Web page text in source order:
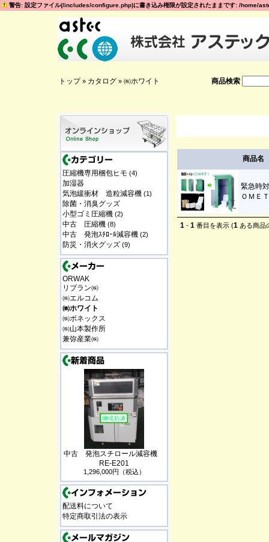
警告: 設定ファイル(/includes/configure.php)に書き込み権限が設定されたままです: /
トップ» カタログ » ㈱ホワイト 商品検索
圧縮機専用梱包ヒモ (4)
加湿器
気泡緩衝材 造粒減容機 (1)
除菌・消臭グッズ
小型ゴミ圧縮機 (2)
中古 圧縮機 (8)
中古 発泡ｽﾁﾛｰﾙ減容機 (2)
防災・消火グッズ (9)
ORWAK
リブラン㈱
㈱エルコム
㈱ホワイト
㈱ボネックス
㈱山本製作所
兼弥産業㈱
中古 発泡スチロール減容機
RE-E201
1,296,000円（税込）
配送料について
特定商取引法の表示
商品名
緊急時
ＯＭＥ
1 - 1 番目を表示 (1 ある商品